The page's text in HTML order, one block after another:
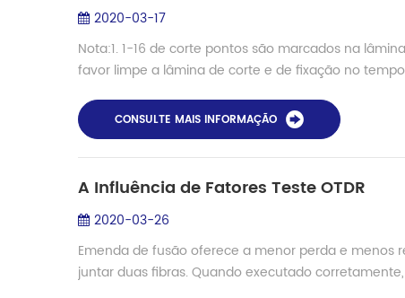
2020-03-17
Nota:1. 1-16 de corte pontos são marcados na
favor limpe a lâmina de corte e de fixação no
CONSULTE MAIS INFORMAÇÃO
A Influência de Fatores Teste OTDR
2020-03-26
Emenda de fusão oferece a menor perda e
juntar duas fibras. Quando executado